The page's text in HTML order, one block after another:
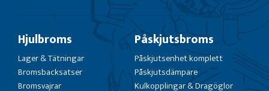
Hjulbroms
Lager & Tätningar
Bromsbacksatser
Bromsvajrar
Påskjutsbroms
Påskjutsenhet komplett
Påskjutsdämpare
Kulkopplingar & Dragöglor